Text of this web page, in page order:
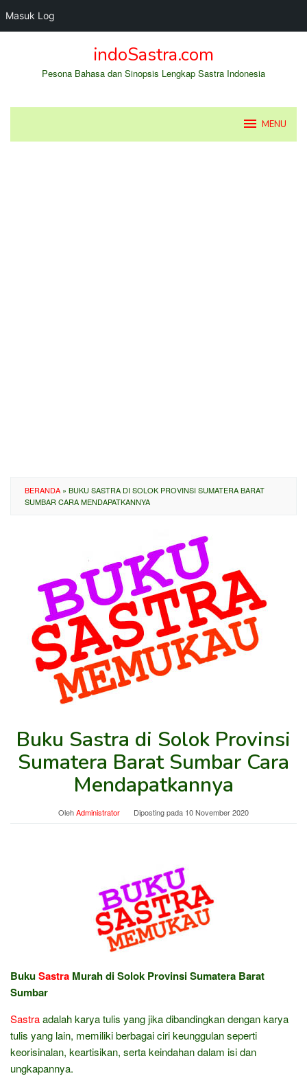
Masuk Log
indoSastra.com
Pesona Bahasa dan Sinopsis Lengkap Sastra Indonesia
MENU
BERANDA » BUKU SASTRA DI SOLOK PROVINSI SUMATERA BARAT
SUMBAR CARA MENDAPATKANNYA
Buku Sastra di Solok Provinsi
Sumatera Barat Sumbar Cara
Mendapatkannya
OlehAdministrator Diposting pada 10 November 2020
BukuSastra Murah di Solok Provinsi Sumatera Barat
Sumbar
Sastraadalah karya tulis yang jika dibandingkan dengan karya
tulis yang lain, memiliki berbagai ciri keunggulan seperti
keorisinalan, keartisikan, serta keindahan dalam isi dan
ungkapannya.